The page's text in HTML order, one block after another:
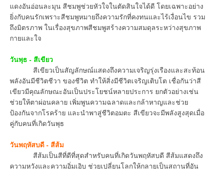
แดงอันอ่อนละมุน สีชมพูช่วยหัวใจในตัดสินใจได้ดี โดยเฉพาะอย่าง
ยิ่งกับคนรักเพราะสีชมพูหมายถึงความรักที่คงทนและไร้เงื่อนไข รวม
ถึงมิตรภาพ ในเรื่องสุขภาพสีชมพูสร้างความสมดุลระหว่างสุขภาพ
กายและใจ
วันพุธ - สีเขียว
สีเขียวเป็นสัญลักษณ์แสดงถึงความเจริญรุ่งเรืองและสะท้อน
พลังอันมีชีวิตชีวา ของชีวิต ทำให้สิ่งมีชีวิตเจริญเติบโต เชื่อกันว่าสี
เขียวมีคุณลักษณะอันเป็นประโยชน์หลายประการ ยกตัวอย่างเช่น
ช่วยให้ตาผ่อนคลาย เพิ่มพูนความฉลาดและกล้าหาญและช่วย
ป้องกันจากโรคร้าย และนำพาสู่ชีวิตอมตะ สีเขียวจะมีพลังสูงสุดเมื่อ
คู่กับคนที่เกิดวันพุธ
วันพฤหัสบดี - สีส้ม
สีส้มเป็นสีที่ดีที่สุดสำหรับคนที่เกิดวันพฤหัสบดี สีส้มแสดงถึง
ความหวังและความอิ่มเอิบ ช่วยเปลี่ยนโลกให้กลายเป็นสถานที่อัน